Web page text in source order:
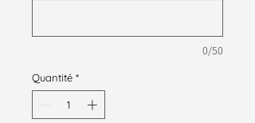
0/50
Quantité *